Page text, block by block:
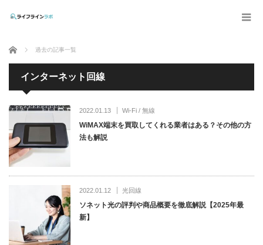
ホーム 過去の記事一覧
インターネット回線
2022.01.13 Wi-Fi / 無線
WiMAX端末を買取してくれる業者はある？その他の方
法も解説
2022.01.12 光回線
ソネット光の評判や商品概要を徹底解説【2025年最
新】